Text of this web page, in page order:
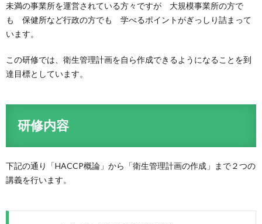
未満の事業所を運営されている方々ですが 大規模事業所の方で
も 保健所など行政の方でも 学べるポイントがぎっしり詰まって
います。
この研修では、衛生管理計画を自ら作成できるようになることを到
達目標としています。
研修内容
下記の通り「HACCP概論」から「衛生管理計画の作成」まで２つの
講義を行います。